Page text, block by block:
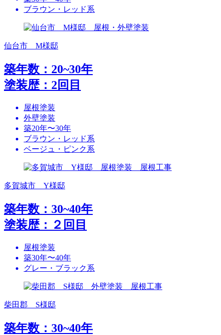
ブラウン・レッド系
仙台市 M様邸
築年数：20~30年
塗装歴：2回目
屋根塗装
外壁塗装
築20年〜30年
ブラウン・レッド系
ベージュ・ピンク系
多賀城市 Y様邸
築年数：30~40年
塗装歴：２回目
屋根塗装
築30年〜40年
グレー・ブラック系
柴田郡 S様邸
築年数：30~40年